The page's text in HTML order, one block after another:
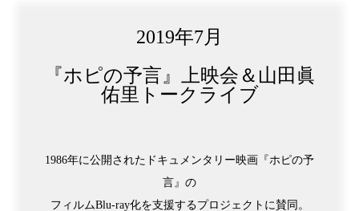
2019年7月
『ホピの予言』上映会＆山田眞
佑里トークライブ
1986年に公開されたドキュメンタリー映画『ホピの予
言』の
フィルムBlu-ray化を支援するプロジェクトに賛同。